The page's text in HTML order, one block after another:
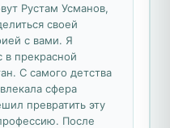
Рустам Усманов,
своей
с вами. Я
в прекрасной
С самого детства
сфера
превратить эту
После